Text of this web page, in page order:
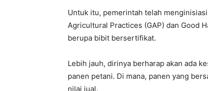
Untuk itu, pemerintah telah
Agricultural Practices (GAP) dan Good
berupa bibit bersertifikat.
Lebih jauh, dirinya berharap akan ada
panen petani. Di mana, panen yang
nilai jual.